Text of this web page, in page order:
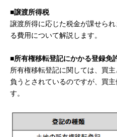
■譲渡所得税
譲渡所得に応じた税金が課せら
る費用について解説します。
■所有権移転登記にかかる登録免
所有権移転登記に関しては、買
負うとされているのですが、買
す。